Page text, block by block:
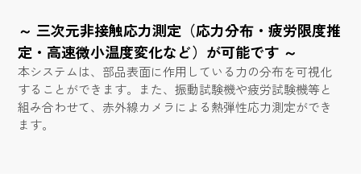
～ 三次元非接触応力測定（応力分布・疲労限度推
定・高速微小温度変化など）が可能です ～
本システムは、部品表面に作用している力の分布を可視化
することができます。また、振動試験機や疲労試験機等と
組み合わせて、赤外線カメラによる熱弾性応力測定ができ
ます。